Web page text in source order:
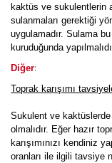
kaktüs ve sukulentlerin
sulanmaları gerektiği
uygulamadır. Sulama
kuruduğunda
Diğer:
Toprak karışımı
Sukulent ve
olmalıdır. Eğer hazır
karışımınızı kendiniz
oranları ile ilgili tavsiye